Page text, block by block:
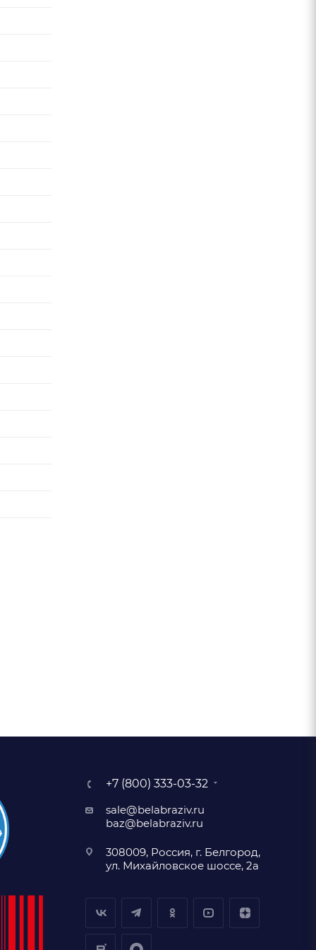
+7 (800) 333-03-32
sale@belabraziv.ru
baz@belabraziv.ru
308009, Россия, г. Белгород,
ул. Михайловское шоссе, 2а